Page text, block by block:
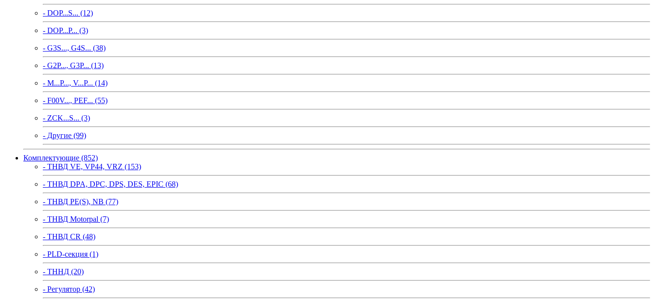
- DOP...S... (12)
- DOP...P... (3)
- G3S..., G4S... (38)
- G2P..., G3P... (13)
- M...P..., V...P... (14)
- F00V..., PEF... (55)
- ZCK...S... (3)
- Другие (99)
Комплектующие (852)
- ТНВД VE, VP44, VRZ (153)
- ТНВД DPA, DPC, DPS, DES, EPIC (68)
- ТНВД PE(S), NB (77)
- ТНВД Motorpal (7)
- ТНВД CR (48)
- PLD-секция (1)
- ТННД (20)
- Регулятор (42)